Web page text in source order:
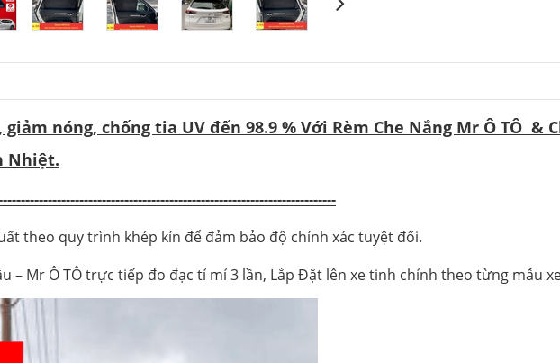
nóng, chống tia UV đến 98.9 % Với Rèm Che Nắng Mr Ô TÔ &
Nhiệt.
theo quy trình khép kín để đảm bảo độ chính xác tuyệt đối.
– Mr Ô TÔ trực tiếp đo đạc tỉ mỉ 3 lần, Lắp Đặt lên xe tinh chỉnh theo từng mẫu